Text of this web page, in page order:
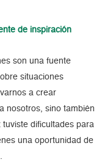
de inspiración
son una fuente
situaciones
a crear
nosotros, sino también
dificultades para
una oportunidad de